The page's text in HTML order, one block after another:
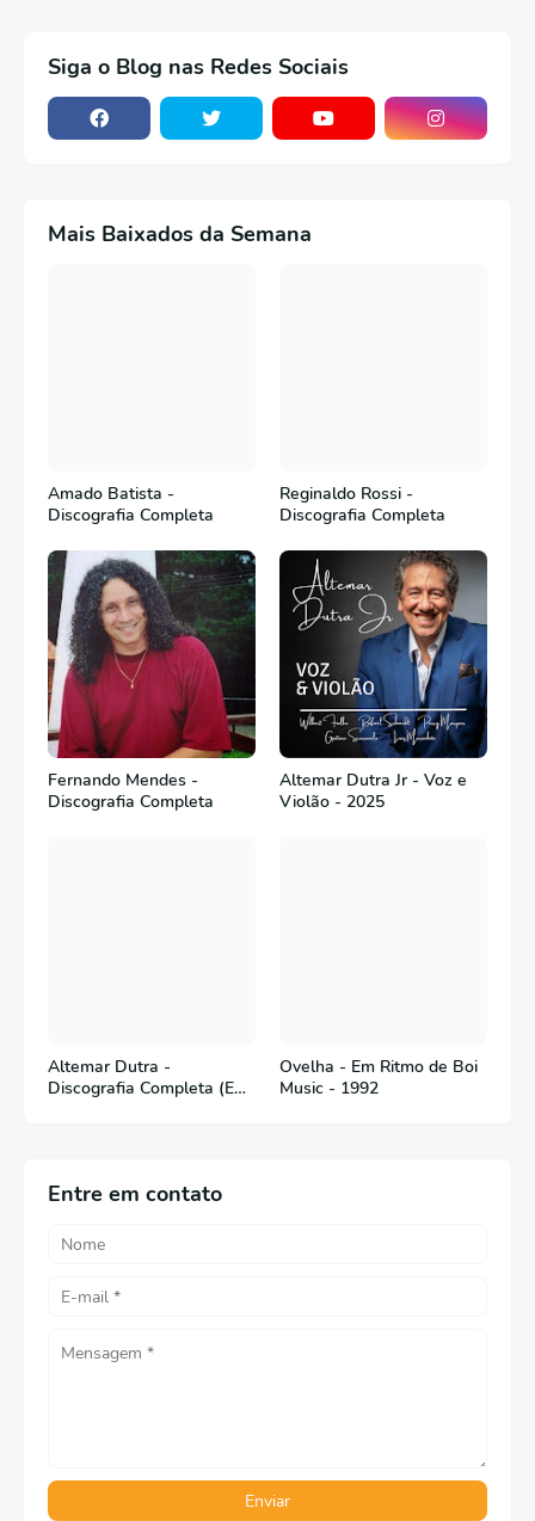
Siga o Blog nas Redes Sociais
Mais Baixados da Semana
Amado Batista -
Discografia Completa
Reginaldo Rossi -
Discografia Completa
Fernando Mendes -
Discografia Completa
Altemar Dutra Jr - Voz e
Violão - 2025
Altemar Dutra -
Discografia Completa (Em
Ovelha - Em Ritmo de Boi
Music - 1992
Entre em contato